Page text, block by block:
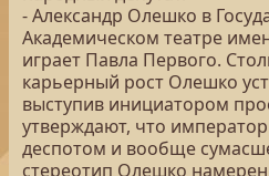
- Александр Олешко в
Академическом театре
играет Павла Первого.
карьерный рост Олешко
выступив инициатором
утверждают, что
деспотом и вообще
стереотип Олешко